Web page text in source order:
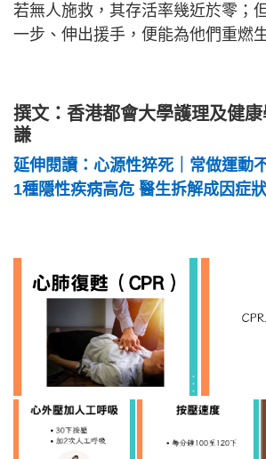
若無人施救，其存活率幾近於零；
一步、伸出援手，便能為他們重燃
撰文：香港都會大學護理及健
謙
延伸閱讀：心源性猝死｜常做運動
1種隱性疾病高危 醫生拆解成因症狀